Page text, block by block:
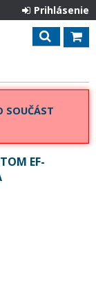
Prihlásenie
SOUČÁST
EF-